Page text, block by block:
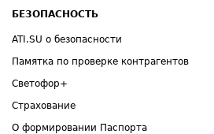
БЕЗОПАСНОСТЬ
ATI.SU о безопасности
Памятка по проверке контрагентов
Светофор+
Страхование
О формировании Паспорта